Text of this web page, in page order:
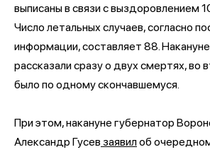
выписаны в связи с выздоровлением
Число летальных случаев, согласно
информации, составляет 88.
рассказали сразу о двух смертях, во
было по одному скончавшемуся.
При этом, накануне губернатор
Александр Гусев заявилоб